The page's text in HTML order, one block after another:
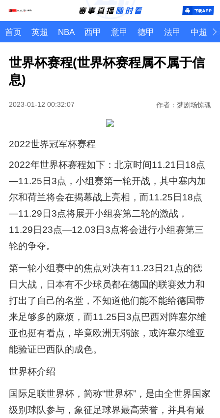
首页 英超 NBA 西甲 意甲 德甲 法甲 中超
世界杯赛程(世界杯赛程属不属于信
息)
2023-01-12 00:32:07 作者：梦剧场惊魂
2022世界冠军杯赛程
2022年世界杯赛程如下：北京时间11.21日18点
—11.25日3点，小组赛第一轮开战，其中塞内加
尔和荷兰将会在揭幕战上亮相，而11.25日18点
—11.29日3点将展开小组赛第二轮的激战，
11.29日23点—12.03日3点将会进行小组赛第三
轮的争夺。
第一轮小组赛中的焦点对决有11.23日21点的德
日大战，日本有不少球员都在德国的联赛效力和
打出了自己的名堂，不知道他们能不能给德国带
来足够多的麻烦，而11.25日3点巴西对阵塞尔维
亚也挺有看点，毕竟欧洲无弱旅，或许塞尔维亚
能验证巴西队的成色。
世界杯介绍
国际足联世界杯，简称“世界杯”，是由全世界国家
级别球队参与，象征足球界最高荣誉，并具有最